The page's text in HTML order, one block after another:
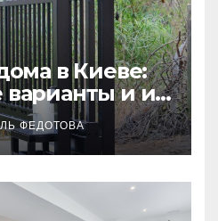
в Киеве:
и их
ФЕДОТОВА